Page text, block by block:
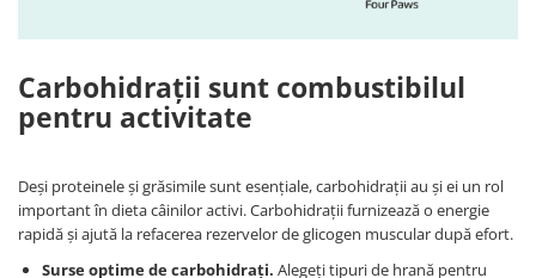
Carbohidrații sunt combustibilul
pentru activitate
Deși proteinele și grăsimile sunt esențiale, carbohidrații au și ei un rol
important în dieta câinilor activi. Carbohidrații furnizează o energie
rapidă și ajută la refacerea rezervelor de glicogen muscular după efort.
Surse optime de carbohidrați. Alegeți tipuri de hrană pentru